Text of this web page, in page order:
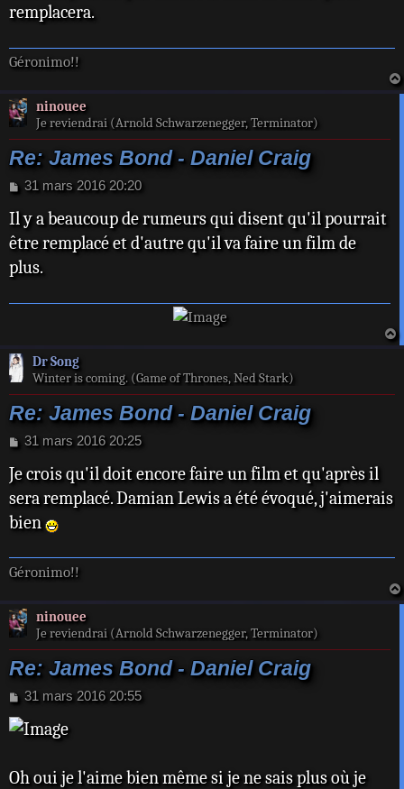
remplacera.
Géronimo!!
ninouee
Je reviendrai (Arnold Schwarzenegger, Terminator)
Re: James Bond - Daniel Craig
M
s
s
a
g
31 mars 2016 20:20
Il y a beaucoup de rumeurs qui disent qu'il pourrait
être remplacé et d'autre qu'il va faire un film de
plus.
a
Dr Song
Winter is coming. (Game of Thrones, Ned Stark)
Re: James Bond - Daniel Craig
M
s
a
g
31 mars 2016 20:25
Je crois qu'il doit encore faire un film et qu'après il
sera remplacé. Damian Lewis a été évoqué, j'aimerais
bien
Géronimo!!
ninouee
Je reviendrai (Arnold Schwarzenegger, Terminator)
Re: James Bond - Daniel Craig
M
s
g
31 mars 2016 20:55
Oh oui je l'aime bien même si je ne sais plus où je